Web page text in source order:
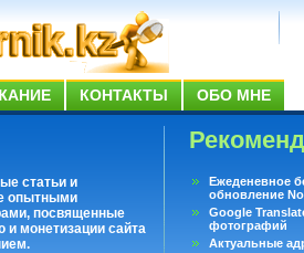
КОНТАКТЫ ОБО МНЕ
статьи и
опытными
посвященные
монетизации сайта
Ежеденевное
обновление
Google
фотографий
Актуальные